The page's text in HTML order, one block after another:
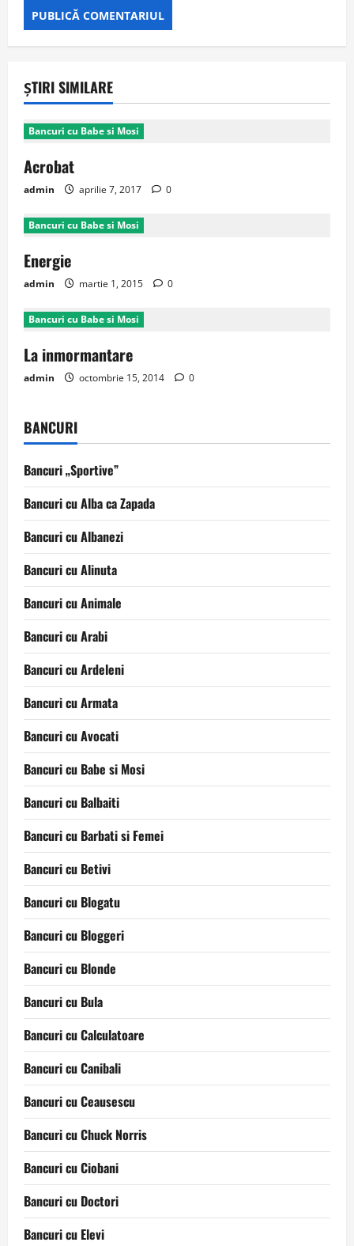
ȘTIRI SIMILARE
Bancuri cu Babe si Mosi
Acrobat
admin aprilie 7, 2017 0
Bancuri cu Babe si Mosi
Energie
admin martie 1, 2015 0
Bancuri cu Babe si Mosi
La inmormantare
admin octombrie 15, 2014 0
BANCURI
Bancuri „Sportive”
Bancuri cu Alba ca Zapada
Bancuri cu Albanezi
Bancuri cu Alinuta
Bancuri cu Animale
Bancuri cu Arabi
Bancuri cu Ardeleni
Bancuri cu Armata
Bancuri cu Avocati
Bancuri cu Babe si Mosi
Bancuri cu Balbaiti
Bancuri cu Barbati si Femei
Bancuri cu Betivi
Bancuri cu Blogatu
Bancuri cu Bloggeri
Bancuri cu Blonde
Bancuri cu Bula
Bancuri cu Calculatoare
Bancuri cu Canibali
Bancuri cu Ceausescu
Bancuri cu Chuck Norris
Bancuri cu Ciobani
Bancuri cu Doctori
Bancuri cu Elevi